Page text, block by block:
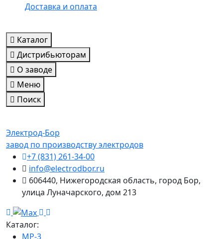
Доставка и оплата
Каталог
Дистрибьюторам
О заводе
Меню
Поиск
Электрод-Бор
завод по производству электродов
+7 (831) 261-34-00
info@electrodbor.ru
606440, Нижегородская область, город Бор,
улица Луначарского, дом 213
Каталог:
МР-3